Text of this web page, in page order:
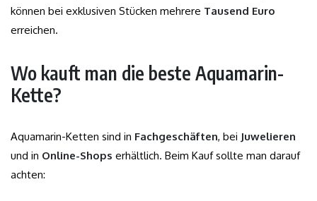
können bei exklusiven Stücken mehrere Tausend Euro
erreichen.
Wo kauft man die beste Aquamarin-
Kette?
Aquamarin-Ketten sind in Fachgeschäften, bei Juwelieren
und in Online-Shops erhältlich. Beim Kauf sollte man darauf
achten: